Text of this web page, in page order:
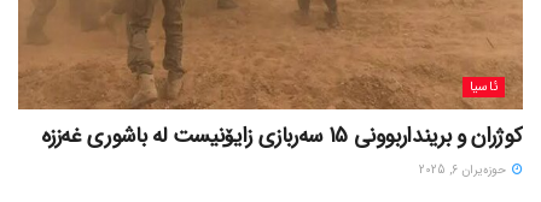
ئاسیا
کوژران و برینداربوونی 15 سەربازی زایۆنیست لە باشوری غەززە
حوزه‌یران 6, 2025